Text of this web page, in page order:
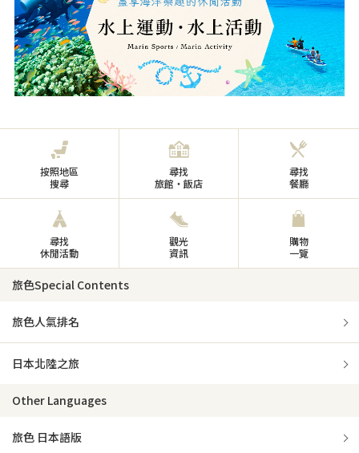
按照地區
搜尋
尋找
旅館・飯店
尋找
餐廳
尋找
休閒活動
觀光
資訊
購物
一覽
旅色Special Contents
旅色人氣排名
日本北陸之旅
Other Languages
旅色 日本語版